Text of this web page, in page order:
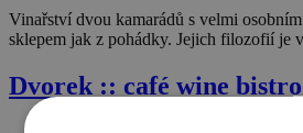
Vinařství dvou kamarádů s velmi
sklepem jak z pohádky. Jejich filozofií je
Dvorek :: café wine